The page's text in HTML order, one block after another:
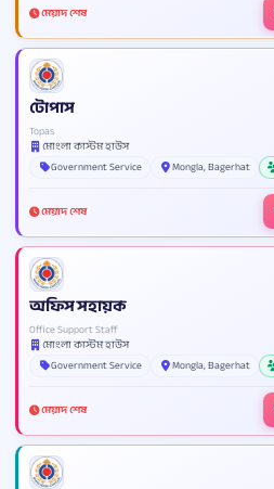
মেয়াদ শেষ
টোপাস
Topas
মোংলা কাস্টম হাউস
Government Service
Mongla, Bagerhat
মেয়াদ শেষ
অফিস সহায়ক
Office Support Staff
মোংলা কাস্টম হাউস
Government Service
Mongla, Bagerhat
মেয়াদ শেষ